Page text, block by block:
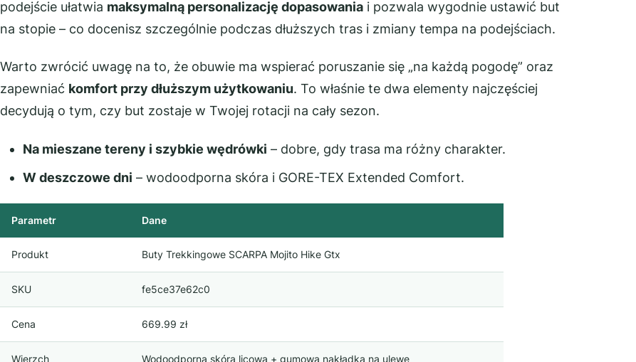
podejście ułatwia maksymalną personalizację dopasowania i pozwala wygodnie ustawić but
na stopie – co docenisz szczególnie podczas dłuższych tras i zmiany tempa na podejściach.
Warto zwrócić uwagę na to, że obuwie ma wspierać poruszanie się „na każdą pogodę” oraz
zapewniać komfort przy dłuższym użytkowaniu. To właśnie te dwa elementy najczęściej
decydują o tym, czy but zostaje w Twojej rotacji na cały sezon.
Na mieszane tereny i szybkie wędrówki – dobre, gdy trasa ma różny charakter.
W deszczowe dni – wodoodporna skóra i GORE-TEX Extended Comfort.
Parametr Dane
Produkt Buty Trekkingowe SCARPA Mojito Hike Gtx
SKU fe5ce37e62c0
Cena 669.99 zł
Wierzch Wodoodporna skóra licowa + gumowa nakładka na ulewę